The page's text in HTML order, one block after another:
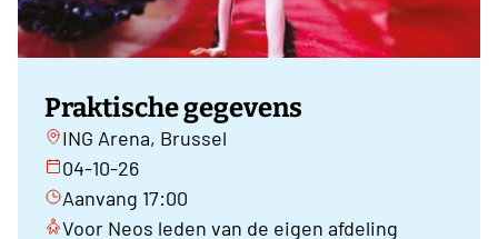
Praktische gegevens
ING Arena, Brussel
04-10-26
Aanvang 17:00
Voor Neos leden van de eigen afdeling